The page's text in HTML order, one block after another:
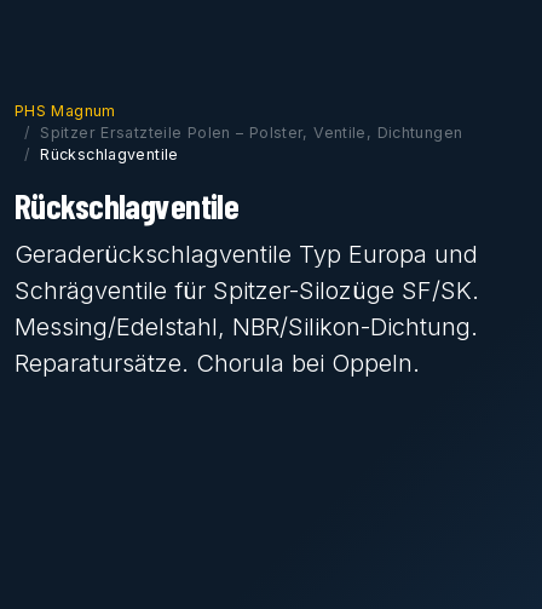
PHS Magnum
Spitzer Ersatzteile Polen – Polster, Ventile, Dichtungen
Rückschlagventile
Rückschlagventile
Geraderückschlagventile Typ Europa und
Schrägventile für Spitzer-Silozüge SF/SK.
Messing/Edelstahl, NBR/Silikon-Dichtung.
Reparatursätze. Chorula bei Oppeln.